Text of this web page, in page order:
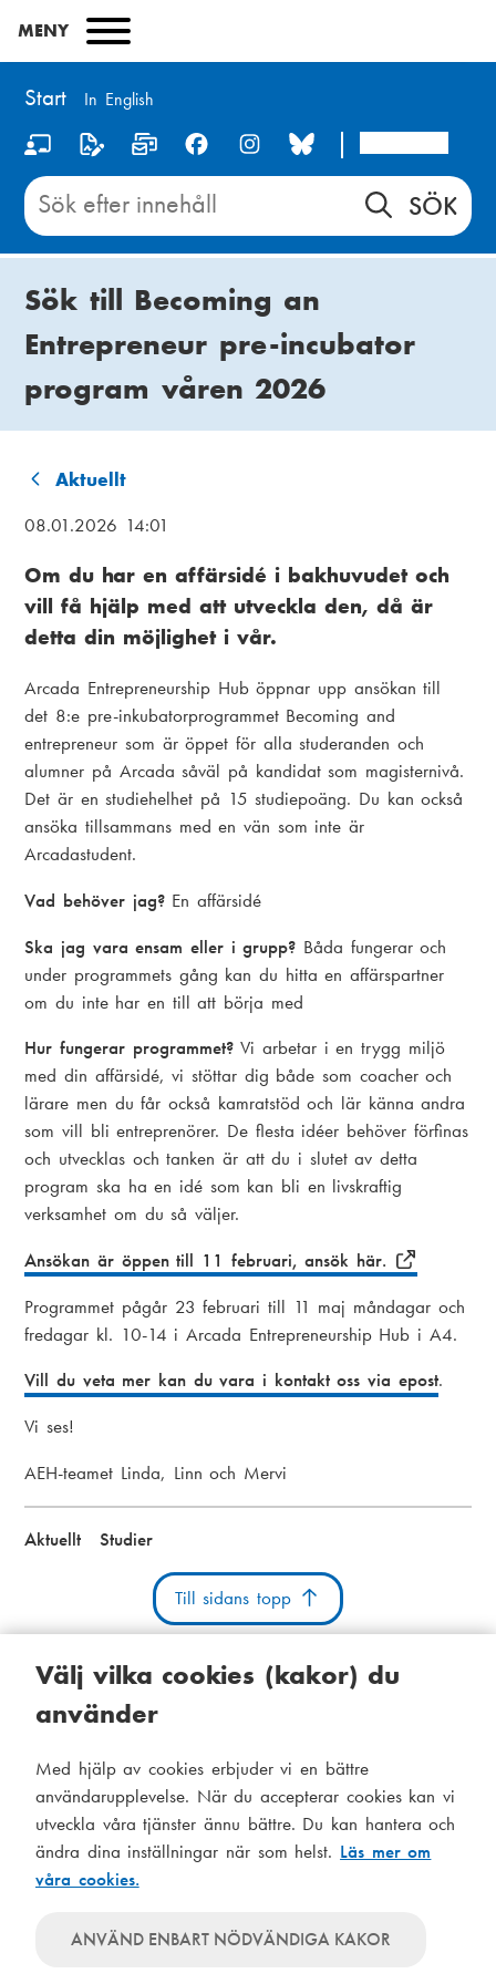
huvudinnehåll
Start In English
S
o
c
a
l
m
e
d
a
m
e
u
Sök
innehåll
på
MENY
Välj vilka cookies (kakor) du
använder
Med hjälp av cookies erbjuder vi en bättre
användarupplevelse. När du accepterar cookies kan vi
utveckla våra tjänster ännu bättre. Du kan hantera och
ändra dina inställningar när som helst. Läs mer om
våra cookies.
ANVÄND ENBART NÖDVÄNDIGA KAKOR
Sök till Becoming an
Entrepreneur pre-incubator
program våren 2026
n
k
t
i
g
Aktuellt
08.01.2026 14:01
Om du har en affärsidé i bakhuvudet och
vill få hjälp med att utveckla den, då är
detta din möjlighet i vår.
Arcada Entrepreneurship Hub öppnar upp ansökan till
det 8:e pre-inkubatorprogrammet Becoming and
entrepreneur som är öppet för alla studeranden och
alumner på Arcada såväl på kandidat som magisternivå.
Det är en studiehelhet på 15 studiepoäng. Du kan också
ansöka tillsammans med en vän som inte är
Arcadastudent.
Vad behöver jag? En affärsidé
Ska jag vara ensam eller i grupp? Båda fungerar och
under programmets gång kan du hitta en affärspartner
om du inte har en till att börja med
Hur fungerar programmet?Vi arbetar i en trygg miljö
med din affärsidé, vi stöttar dig både som coacher och
lärare men du får också kamratstöd och lär känna andra
som vill bli entreprenörer. De flesta idéer behöver förfinas
och utvecklas och tanken är att du i slutet av detta
program ska ha en idé som kan bli en livskraftig
verksamhet om du så väljer.
Ansökan är öppen till 11 februari, ansök här.
Programmet pågår 23 februari till 11 maj måndagar och
fredagar kl. 10-14 i Arcada Entrepreneurship Hub i A4.
Vill du veta mer kan du vara i kontakt oss via epost.
Vi ses!
AEH-teamet Linda, Linn och Mervi
Aktuellt Studier
Till sidans topp
S
d
Tema
Temat
alltid
Temat